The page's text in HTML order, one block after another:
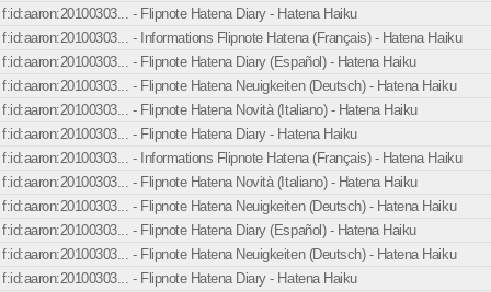
f:id:aaron:20100303... - Flipnote Hatena Diary - Hatena Haiku
f:id:aaron:20100303... - Informations Flipnote Hatena (Français) - Hatena Haiku
f:id:aaron:20100303... - Flipnote Hatena Diary (Español) - Hatena Haiku
f:id:aaron:20100303... - Flipnote Hatena Neuigkeiten (Deutsch) - Hatena Haiku
f:id:aaron:20100303... - Flipnote Hatena Novità (Italiano) - Hatena Haiku
f:id:aaron:20100303... - Flipnote Hatena Diary - Hatena Haiku
f:id:aaron:20100303... - Informations Flipnote Hatena (Français) - Hatena Haiku
f:id:aaron:20100303... - Flipnote Hatena Novità (Italiano) - Hatena Haiku
f:id:aaron:20100303... - Flipnote Hatena Neuigkeiten (Deutsch) - Hatena Haiku
f:id:aaron:20100303... - Flipnote Hatena Diary (Español) - Hatena Haiku
f:id:aaron:20100303... - Flipnote Hatena Neuigkeiten (Deutsch) - Hatena Haiku
f:id:aaron:20100303... - Flipnote Hatena Diary - Hatena Haiku